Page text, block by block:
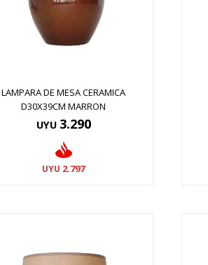
LAMPARA DE MESA CERAMICA
D30X39CM MARRON
UYU 3.290
UYU 2.797